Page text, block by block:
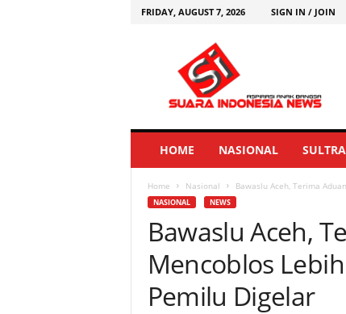
FRIDAY, AUGUST 7, 2026 SIGN IN / JOIN
HOME NASIONAL SULTRA
Home Nasional Bawaslu Aceh, Terima
NASIONAL NEWS
Bawaslu Aceh,
Mencoblos
Pemilu Digelar